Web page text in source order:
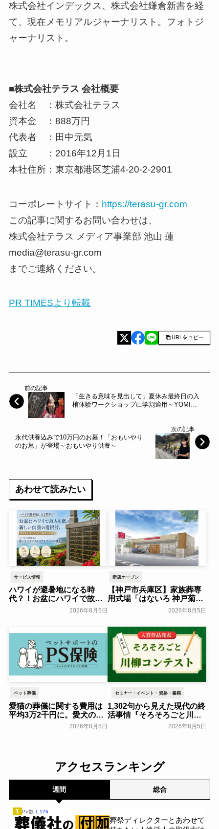
株式会社インデックス、株式会社鎌倉新書を経
て、現在メモリアルジャーナリスト。フォトジ
ャーナリスト。
■株式会社テラス 会社概要
会社名 ：株式会社テラス
資本金 ：888万円
代表者 ：田中元気
設立 ：2016年12月1日
本社住所：東京都港区芝浦4-20-2-2901
コーポレートサイト： https://terasu-gr.com
この記事に関するお問い合わせは、
株式会社テラス メディア事業部 池山 蓮
media@terasu-gr.com
までご連絡ください。
PR TIMESより転載
URLをコピー
前の記事
「生きる意味を見出して」夏休み最終日の入
棺体験ワークショップに学割適用～YOMI
次の記事
永代供養込みで10万円のお墓！「おもいやり
のお墓」が登場～おもいやり供養～
あわせて読みたい
サービス情報
ハワイが避暑地になる時
代？！お盆にハワイで故人
を偲ぶ、新しい供養の選択
肢。ハワイ永久管理霊園に
ウォール』誕生――散骨後
も手を合わせる場所を提案
～NorthStar Memorial
Group～
一般公開
2026年8月5日
新店オープン
【神戸市兵庫区】家族葬専
用式場「はないろ 神戸菊水
店」がグランドオープン！8
月29日(土)よりオープニン
グ内覧会を開催～ベルコ～
一般公開
2026年8月5日
ペット葬儀
愛猫の葬儀に関する費用は
平均3万2千円に。愛犬の場
合は？ 6年間で変化した実
2026年8月5日
セミナー・イベント・資格・書籍
1,302句から見えた現代の終
活事情『そろそろごと川柳
コンテスト』入賞作品発表
2026年8月5日
アクセスランキング
週間 総合
1 PV数 1,176
葬祭ディレクターとあわせて